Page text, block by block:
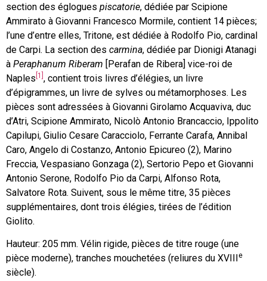
section des églogues piscatorie, dédiée par Scipione
Ammirato à Giovanni Francesco Mormile, contient 14 pièces;
l’une d’entre elles, Tritone, est dédiée à Rodolfo Pio, cardinal
de Carpi. La section des carmina, dédiée par Dionigi Atanagi
à Peraphanum Riberam [Perafan de Ribera] vice-roi de
Naples [1] , contient trois livres d’élégies, un livre
d’épigrammes, un livre de sylves ou métamorphoses. Les
pièces sont adressées à Giovanni Girolamo Acquaviva, duc
d’Atri, Scipione Ammirato, Nicolò Antonio Brancaccio, Ippolito
Capilupi, Giulio Cesare Caracciolo, Ferrante Carafa, Annibal
Caro, Angelo di Costanzo, Antonio Epicureo (2), Marino
Freccia, Vespasiano Gonzaga (2), Sertorio Pepo et Giovanni
Antonio Serone, Rodolfo Pio da Carpi, Alfonso Rota,
Salvatore Rota. Suivent, sous le même titre, 35 pièces
supplémentaires, dont trois élégies, tirées de l’édition
Giolito.
Hauteur: 205 mm. Vélin rigide, pièces de titre rouge (une
pièce moderne), tranches mouchetées (reliures du XVIII
e
siècle).